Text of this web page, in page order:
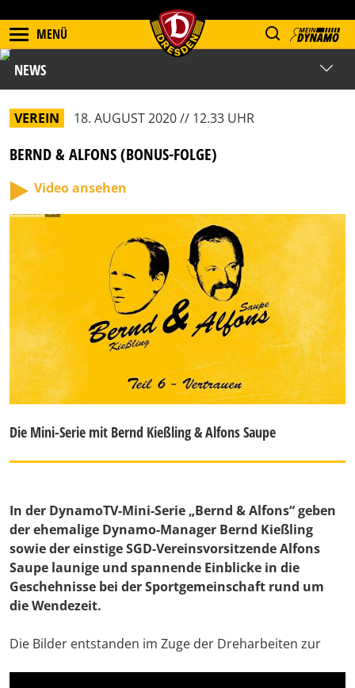
MENÜ
NEWS
VEREIN 18. AUGUST 2020 // 12.33 UHR
BERND & ALFONS (BONUS-FOLGE)
Video ansehen
Die Mini-Serie mit Bernd Kießling & Alfons Saupe
In der DynamoTV-Mini-Serie „Bernd & Alfons“ geben
der ehemalige Dynamo-Manager Bernd Kießling
sowie der einstige SGD-Vereinsvorsitzende Alfons
Saupe launige und spannende Einblicke in die
Geschehnisse bei der Sportgemeinschaft rund um
die Wendezeit.
Die Bilder entstanden im Zuge der Dreharbeiten zur